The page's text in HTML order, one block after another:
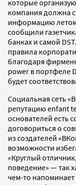
которые
компания должна
информацию летом
сообщили
банках и самой
правила
благодаря
power в портфеле
будет
Социальная сеть
репутацию enfant
основателей есть
договориться о
из создателей
возможности
«Круглый
поведение» — так
чем-то